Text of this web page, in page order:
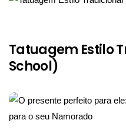
Tatuagem Estilo
School)